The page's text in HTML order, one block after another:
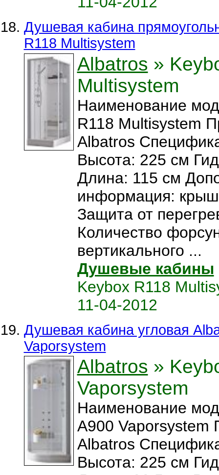
Душевая кабина
R118 Multisystem
Albatros »
Multisystem
Наименование
R118 Multisystem
Albatros
Высота: 225 см
Длина: 115 см
информация:
Защита от
Количество
вертикального ...
Душевые кабины
Keybox R118
11-04-2012
Душевая кабина угловая
Vaporsystem
Albatros »
Vaporsystem
Наименование
A900 Vaporsystem
Albatros
Высота: 225 см